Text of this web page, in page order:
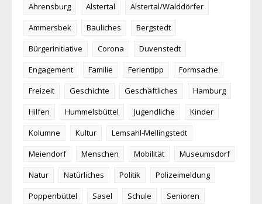
Ahrensburg Alstertal
Alstertal/Walddörfer
Ammersbek
Bauliches
Bergstedt
Bürgerinitiative
Corona
Duvenstedt
Engagement
Familie Ferientipp
Formsache
Freizeit
Geschichte Geschäftliches
Hamburg
Hilfen
Hummelsbüttel Jugendliche
Kinder
Kolumne
Kultur
Lemsahl-Mellingstedt
Meiendorf
Menschen Mobilität
Museumsdorf
Natur
Natürliches Politik
Polizeimeldung
Poppenbüttel
Sasel Schule
Senioren